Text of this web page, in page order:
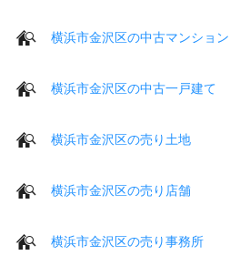
横浜市金沢区の中古マンション
横浜市金沢区の中古一戸建て
横浜市金沢区の売り土地
横浜市金沢区の売り店舗
横浜市金沢区の売り事務所